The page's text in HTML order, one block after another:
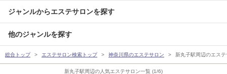
新丸子駅周辺の人気エステサロン一覧 (1/6)
ジャンルからエステサロンを探す
他のジャンルを探す
総合トップ エステサロン検索トップ 神奈川県のエステサロン 新丸子駅周辺のエステ